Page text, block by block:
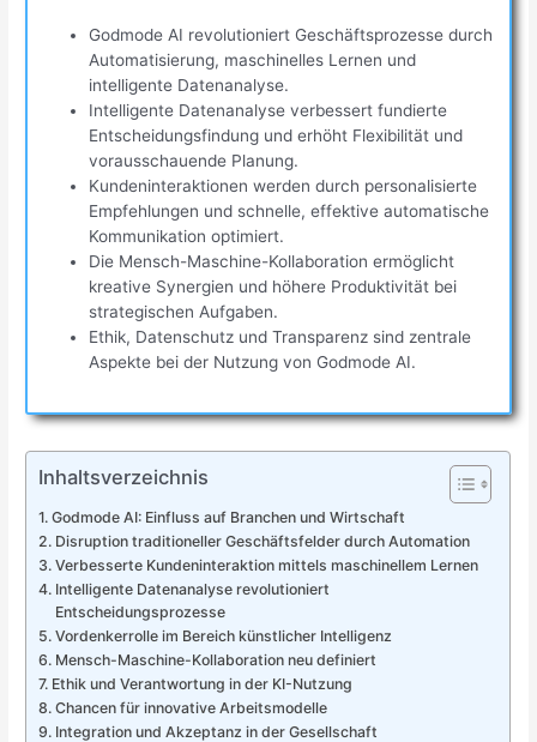
Godmode AI revolutioniert Geschäftsprozesse durch
Automatisierung, maschinelles Lernen und
intelligente Datenanalyse.
Intelligente Datenanalyse verbessert fundierte
Entscheidungsfindung und erhöht Flexibilität und
vorausschauende Planung.
Kundeninteraktionen werden durch personalisierte
Empfehlungen und schnelle, effektive automatische
Kommunikation optimiert.
Die Mensch-Maschine-Kollaboration ermöglicht
kreative Synergien und höhere Produktivität bei
strategischen Aufgaben.
Ethik, Datenschutz und Transparenz sind zentrale
Aspekte bei der Nutzung von Godmode AI.
Inhaltsverzeichnis
Godmode AI: Einfluss auf Branchen und Wirtschaft
Disruption traditioneller Geschäftsfelder durch Automation
Verbesserte Kundeninteraktion mittels maschinellem Lernen
Intelligente Datenanalyse revolutioniert
Entscheidungsprozesse
Vordenkerrolle im Bereich künstlicher Intelligenz
Mensch-Maschine-Kollaboration neu definiert
Ethik und Verantwortung in der KI-Nutzung
Chancen für innovative Arbeitsmodelle
Integration und Akzeptanz in der Gesellschaft